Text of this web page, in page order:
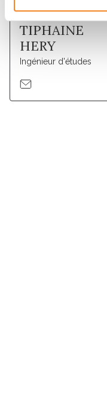
TIPHAINE
HERY
Ingénieur d'études